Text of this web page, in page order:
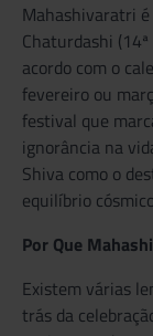
Mahashivaratri
Chaturdashi
acordo com o
fevereiro ou
festival que
ignorância na
Shiva como o
equilíbrio
Por Que
Existem várias
trás da